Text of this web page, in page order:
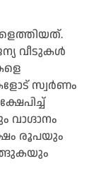
വീടുകൾ
സ്വർണം
വാഗ്ദാനം
രൂപയും